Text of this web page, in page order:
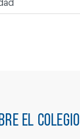
el colegio